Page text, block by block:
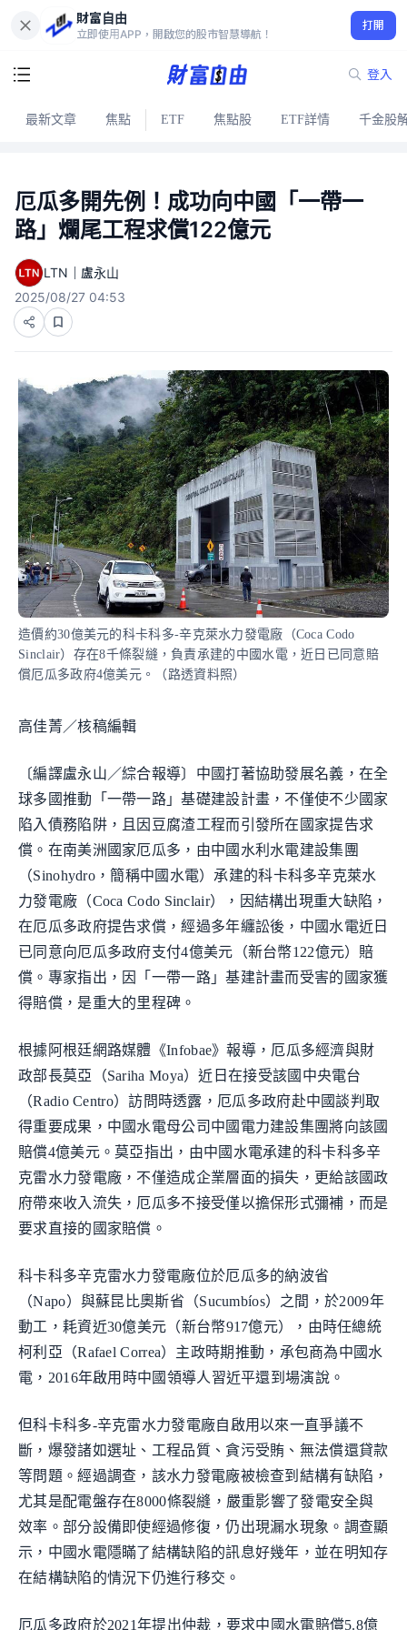
財富自由
立即使用APP，開啟您的股市智慧導航！
打開
登入
最新文章 焦點 ETF 焦點股 ETF詳情 千金股
厄瓜多開先例！成功向中國「一帶一
路」爛尾工程求償122億元
LTN｜盧永山
2025/08/27 04:53
造價約30億美元的科卡科多-辛克萊水力發電廠（Coca Codo
Sinclair）存在8千條裂縫，負責承建的中國水電，近日已同意賠
償厄瓜多政府4億美元。（路透資料照）
高佳菁／核稿編輯
〔編譯盧永山／綜合報導〕中國打著協助發展名義，在全
球多國推動「一帶一路」基礎建設計畫，不僅使不少國家
陷入債務陷阱，且因豆腐渣工程而引發所在國家提告求
償。在南美洲國家厄瓜多，由中國水利水電建設集團
（Sinohydro，簡稱中國水電）承建的科卡科多辛克萊水
力發電廠（Coca Codo Sinclair），因結構出現重大缺陷，
在厄瓜多政府提告求償，經過多年纏訟後，中國水電近日
已同意向厄瓜多政府支付4億美元（新台幣122億元）賠
償。專家指出，因「一帶一路」基建計畫而受害的國家獲
得賠償，是重大的里程碑。
根據阿根廷網路媒體《Infobae》報導，厄瓜多經濟與財
政部長莫亞（Sariha Moya）近日在接受該國中央電台
（Radio Centro）訪問時透露，厄瓜多政府赴中國談判取
得重要成果，中國水電母公司中國電力建設集團將向該國
賠償4億美元。莫亞指出，由中國水電承建的科卡科多辛
克雷水力發電廠，不僅造成企業層面的損失，更給該國政
府帶來收入流失，厄瓜多不接受僅以擔保形式彌補，而是
要求直接的國家賠償。
科卡科多辛克雷水力發電廠位於厄瓜多的納波省
（Napo）與蘇昆比奧斯省（Sucumbíos）之間，於2009年
動工，耗資近30億美元（新台幣917億元），由時任總統
柯利亞（Rafael Correa）主政時期推動，承包商為中國水
電，2016年啟用時中國領導人習近平還到場演說。
但科卡科多-辛克雷水力發電廠自啟用以來一直爭議不
斷，爆發諸如選址、工程品質、貪污受賄、無法償還貸款
等問題。經過調查，該水力發電廠被檢查到結構有缺陷，
尤其是配電盤存在8000條裂縫，嚴重影響了發電安全與
效率。部分設備即使經過修復，仍出現漏水現象。調查顯
示，中國水電隱瞞了結構缺陷的訊息好幾年，並在明知存
在結構缺陷的情況下仍進行移交。
厄瓜多政府於2021年提出仲裁，要求中國水電賠償5.8億